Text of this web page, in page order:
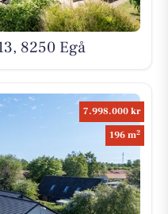
8250 Egå
7.998.000 kr
196 m2